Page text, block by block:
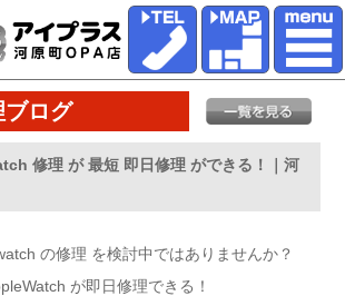
ログ
修理 が 最短 即日修理 ができる！｜河
の修理 を検討中ではありませんか？
が即日修理できる！